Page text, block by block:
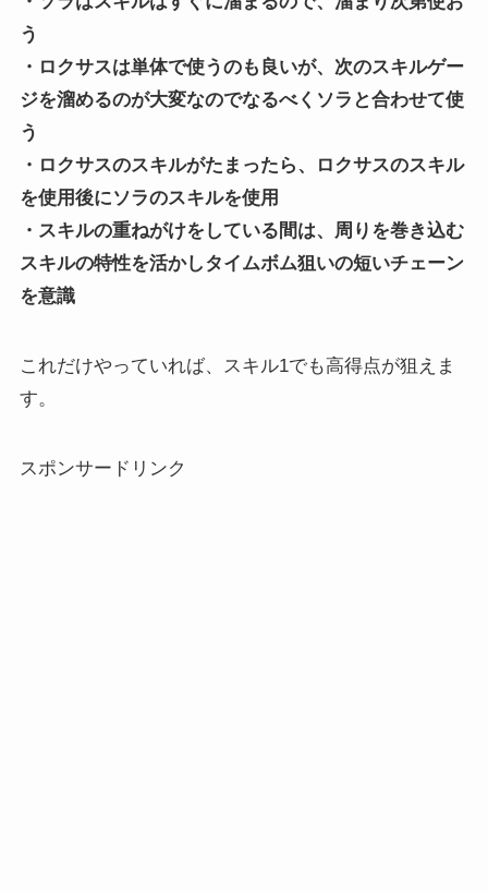
う
・ロクサスは単体で使うのも良いが、次のスキルゲー
ジを溜めるのが大変なのでなるべくソラと合わせて使
う
・ロクサスのスキルがたまったら、ロクサスのスキル
を使用後にソラのスキルを使用
・スキルの重ねがけをしている間は、周りを巻き込む
スキルの特性を活かしタイムボム狙いの短いチェーン
を意識
これだけやっていれば、スキル1でも高得点が狙えま
す。
スポンサードリンク